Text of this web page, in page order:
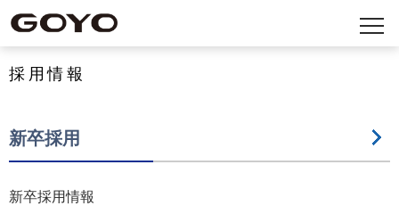
採用情報
新卒採用
新卒採用情報